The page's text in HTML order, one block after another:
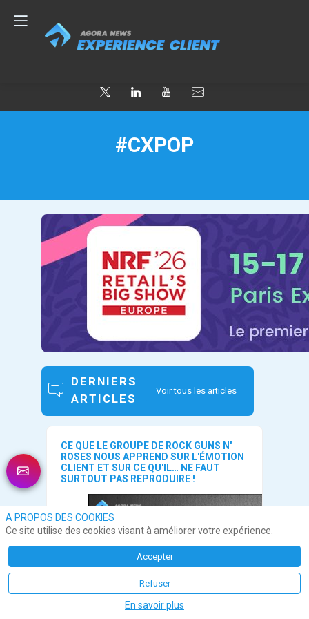
#CXPOP
DERNIERS
ARTICLES
Voir tous les articles
CE QUE LE GROUPE DE ROCK GUNS N'
ROSES NOUS APPREND SUR L'ÉMOTION
CLIENT ET SUR CE QU'IL… NE FAUT
SURTOUT PAS REPRODUIRE !
A PROPOS DES COOKIES
Ce site utilise des cookies visant à améliorer votre expérience.
Accepter
Refuser
En savoir plus